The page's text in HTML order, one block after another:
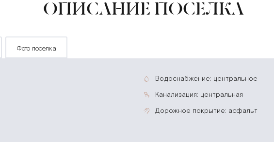
ОПИСАНИЕ ПОСЕЛКА
фото поселка
водоснабжение: центральное
канализация: центральная
дорожное покрытие: асфальт